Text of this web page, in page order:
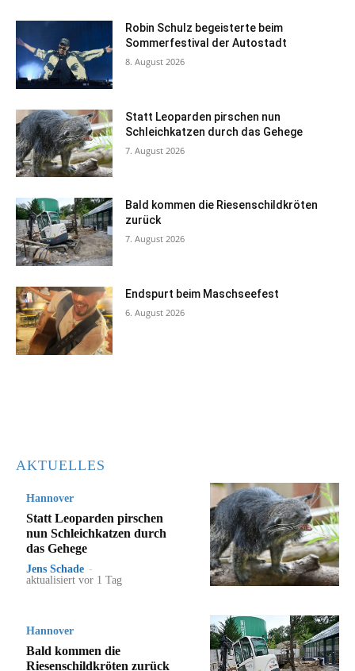
Robin Schulz begeisterte beim
Sommerfestival der Autostadt
8. August 2026
Statt Leoparden pirschen nun
Schleichkatzen durch das Gehege
7. August 2026
Bald kommen die Riesenschildkröten
zurück
7. August 2026
Endspurt beim Maschseefest
6. August 2026
AKTUELLES
Hannover
Statt Leoparden pirschen
nun Schleichkatzen durch
das Gehege
Jens Schade -
aktualisiert vor 1 Tag
Hannover
Bald kommen die
Riesenschildkröten zurück